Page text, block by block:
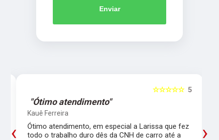
Enviar
5
☆☆☆☆☆
"Ótimo atendimento"
Kauê Ferreira
Ótimo atendimento, em especial a Larissa que fez
todo o trabalho duro dês da CNH de carro até a
‹ ›